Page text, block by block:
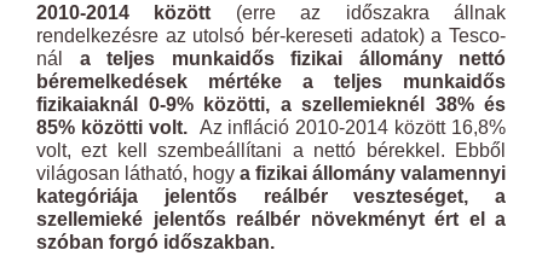
2010-2014 között (erre az időszakra állnak
rendelkezésre az utolsó bér-kereseti adatok) a Tesco-
nál a teljes munkaidős fizikai állomány
nettó
béremelkedések mértéke a teljes munkaidős
fizikaiaknál 0-9% közötti, a szellemieknél 38% és
85% közötti volt. Az infláció 2010-2014 között 16,8%
volt, ezt kell szembeállítani a nettó bérekkel. Ebből
világosan látható, hogy a fizikai állomány valamennyi
kategóriája jelentős reálbér veszteséget, a
szellemieké jelentős reálbér növekményt ért el a
szóban forgó időszakban.